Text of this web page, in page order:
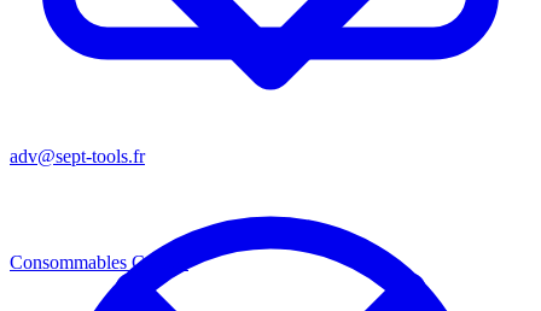
adv@sept-tools.fr
Consommables Consos